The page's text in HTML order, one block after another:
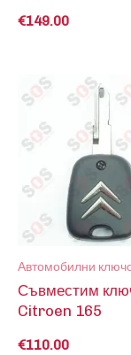
€149.00
Автомобилни
Съвместим
Citroen 165
€110.00